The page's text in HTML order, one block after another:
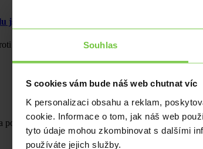
Souhlas
S cookies vám bude náš web chutnat víc
K personalizaci obsahu a reklam,
cookie. Informace o tom, jak náš web
tyto údaje mohou zkombinovat s dalšími
používáte jejich služby.
jsou stále nedobré
lednu mírně poklesl na 44,3 bodu a již devátý
posilující euro. I přes veškeré tržní výhledy česká